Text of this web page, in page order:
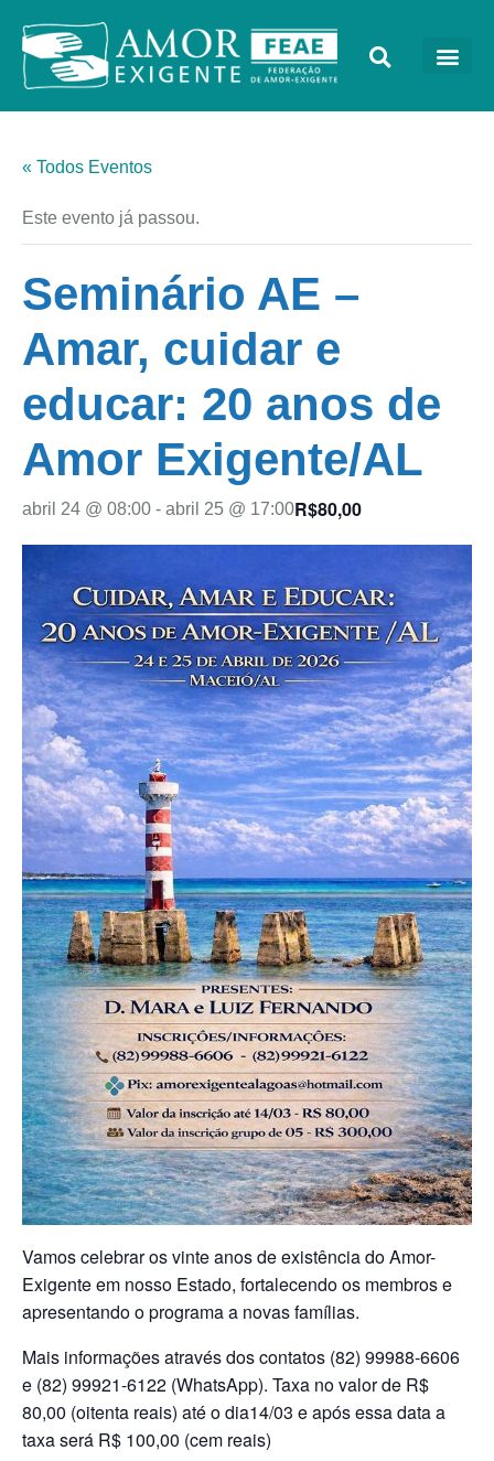
« Todos Eventos
Este evento já passou.
Seminário AE –
Amar, cuidar e
educar: 20 anos de
Amor Exigente/AL
abril 24 @ 08:00 - abril 25 @ 17:00R$80,00
Vamos celebrar os vinte anos de existência do Amor-
Exigente em nosso Estado, fortalecendo os membros e
apresentando o programa a novas famílias.
Mais informações através dos contatos (82) 99988-6606
e (82) 99921-6122 (WhatsApp). Taxa no valor de R$
80,00 (oitenta reais) até o dia14/03 e após essa data a
taxa será R$ 100,00 (cem reais)